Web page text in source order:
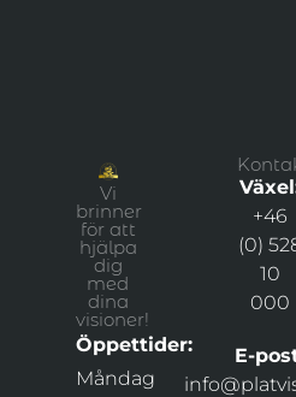
Vi
brinner
för att
hjälpa
dig
med
dina
visioner!
Öppettider:
Måndag
+46
(0)
10
000
E-